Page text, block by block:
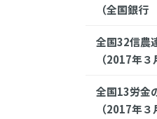
（全国銀
全国32信農
（2017年３
全国13労金
（2017年３